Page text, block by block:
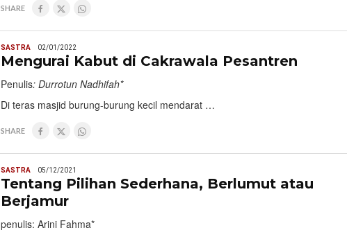
SHARE
SASTRA 02/01/2022
Mengurai Kabut di Cakrawala Pesantren
Penulis: Durrotun Nadhifah*
Di teras masjid burung-burung kecil mendarat …
SHARE
SASTRA 05/12/2021
Tentang Pilihan Sederhana, Berlumut atau
Berjamur
penulis: Arini Fahma*